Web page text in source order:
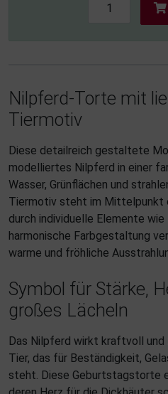
Nilpferd-Torte mit
Tiermotiv
Diese detailreich gestaltete
modelliertes Nilpferd in einer
Wasser, Grünflächen und
Tiermotiv steht im Mittelpunkt
durch individuelle Elemente
harmonische Farbgestaltung
warme und fröhliche
Symbol für Stärke,
großes Lächeln
Das Nilpferd wirkt kraftvoll und
Tier, das für Beständigkeit,
steht. Diese Geburtstagstorte